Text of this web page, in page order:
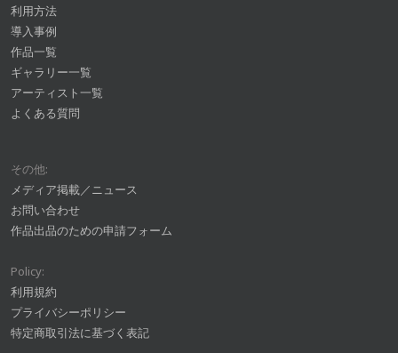
利用方法
導入事例
作品一覧
ギャラリー一覧
アーティスト一覧
よくある質問
その他:
メディア掲載／ニュース
お問い合わせ
作品出品のための申請フォーム
Policy:
利用規約
プライバシーポリシー
特定商取引法に基づく表記